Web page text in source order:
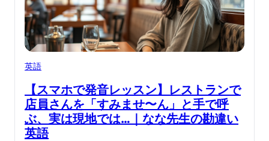
英語
【スマホで発音レッスン】レストランで
店員さんを「すみませ〜ん」と手で呼
ぶ、実は現地では…｜なな先生の勘違い
英語